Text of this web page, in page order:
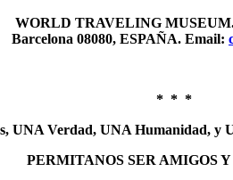
WORLD TRAVELING MUSEUM
Barcelona 08080, ESPAÑA. Email:
* * *
UNA Verdad, UNA Humanidad, y
PERMITANOS SER AMIGOS